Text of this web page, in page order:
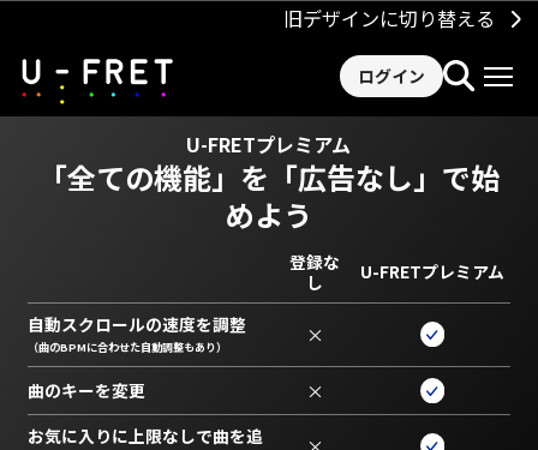
旧デザインに切り替える
ログイン
U-FRETプレミアム
「全ての機能」を 「広告なし」で始
めよう
登録な
し
U-FRETプレミアム
自動スクロールの速度を調整
（曲のBPMに合わせた自動調整もあり） ×
曲のキーを変更 ×
お気に入りに上限なしで曲を追